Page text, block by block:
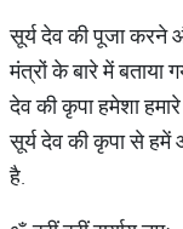
सूर्य देव की पूजा करने
मंत्रों के बारे में बताया
देव की कृपा हमेशा
सूर्य देव की कृपा से हमें
है.